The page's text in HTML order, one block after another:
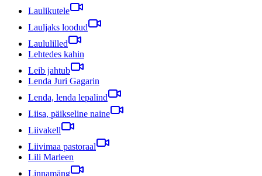
Laulikutele
Lauljaks loodud
Laululilled
Lehtedes kahin
Leib jahtub
Lenda Juri Gagarin
Lenda, lenda lepalind
Liisa, päikseline naine
Liivakell
Liivimaa pastoraal
Lili Marleen
Linnamäng